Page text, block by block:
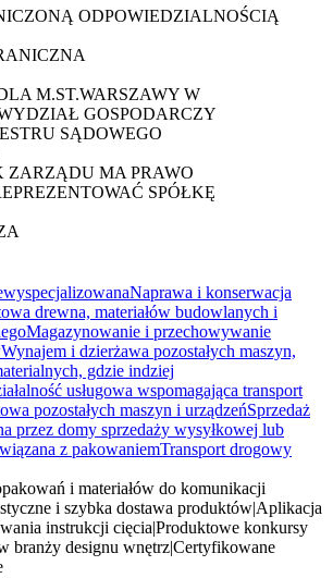
ODPOWIEDZIALNOŚCIĄ
M.ST.WARSZAWY W
GOSPODARCZY
SĄDOWEGO
MA PRAWO
SPÓŁKĘ
Naprawa i konserwacja
drewna, materiałów budowlanych i
Magazynowanie i przechowywanie
Wynajem i dzierżawa pozostałych maszyn,
gdzie indziej
usługowa wspomagająca transport
pozostałych maszyn i urządzeńSprzedaż
przez domy sprzedaży wysyłkowej lub
z pakowaniemTransport drogowy
i materiałów do komunikacji
i szybka dostawa produktówAplikacja
instrukcji cięciaProduktowe konkursy
branży designu wnętrzCertyfikowane